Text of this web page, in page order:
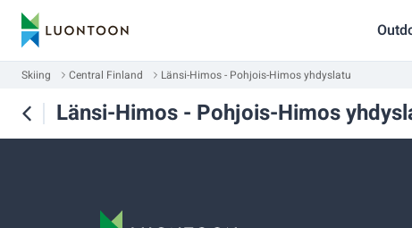
Skiing Central Finland Länsi-Himos - Pohjois-Himos yhdyslatu
Länsi-Himos - Pohjois-Himos